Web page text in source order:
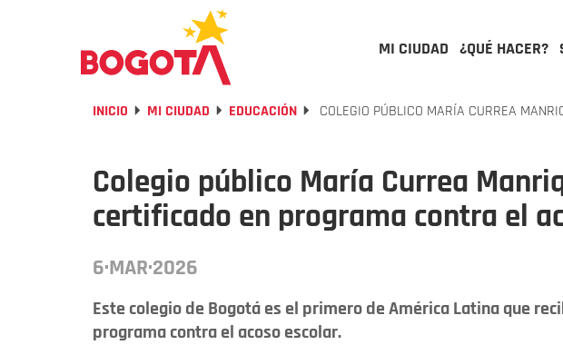
MI CIUDAD ¿QUÉ HACER?
INICIO MI CIUDAD EDUCACIÓN COLEGIO PÚBLICO MARÍA CURREA
Colegio público María Currea
certificado en programa contra el
6·MAR·2026
Este colegio de Bogotá es el primero de América Latina que
programa contra el acoso escolar.